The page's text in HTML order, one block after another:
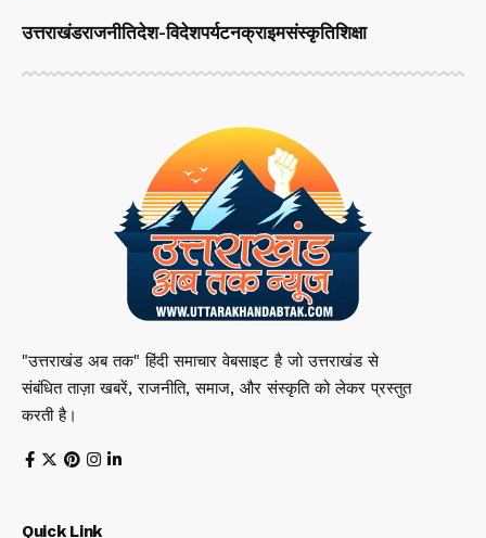
उत्तराखंडराजनीतिदेश-विदेशपर्यटनक्राइमसंस्कृतिशिक्षा
"उत्तराखंड अब तक" हिंदी समाचार वेबसाइट है जो उत्तराखंड से
संबंधित ताज़ा खबरें, राजनीति, समाज, और संस्कृति को लेकर प्रस्तुत
करती है।
Quick Link